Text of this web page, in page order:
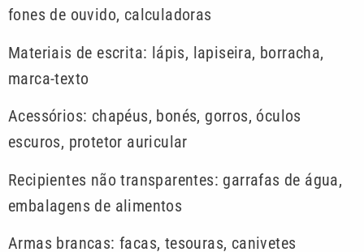
fones de ouvido, calculadoras
Materiais de escrita: lápis, lapiseira, borracha,
marca-texto
Acessórios: chapéus, bonés, gorros, óculos
escuros, protetor auricular
Recipientes não transparentes: garrafas de água,
embalagens de alimentos
Armas brancas: facas, tesouras, canivetes